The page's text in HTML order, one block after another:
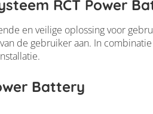
RCT Power
en veilige oplossing voor
de gebruiker aan. In
Battery